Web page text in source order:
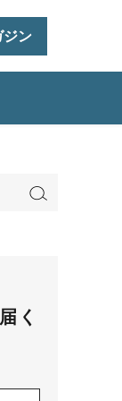
ジン
く